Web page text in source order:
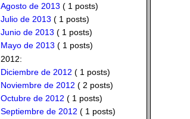
Agosto de 2013 ( 1 posts)
Julio de 2013 ( 1 posts)
Junio de 2013 ( 1 posts)
Mayo de 2013 ( 1 posts)
2012:
Diciembre de 2012 ( 1 posts)
Noviembre de 2012 ( 2 posts)
Octubre de 2012 ( 1 posts)
Septiembre de 2012 ( 1 posts)